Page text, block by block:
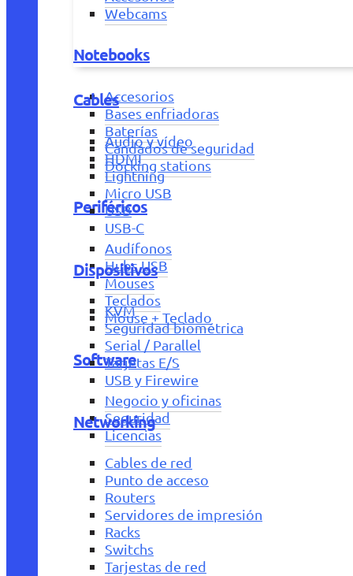
Webcams
Notebooks
Accesorios
Bases enfriadoras
Baterías
Candados de seguridad
Docking stations
Periféricos
Audífonos
Hubs USB
Mouses
Teclados
Mouse + Teclado
Software
Negocio y oficinas
Seguridad
Licencias
Cables
Audio y vídeo
HDMI
Lightning
Micro USB
USB
USB-C
Dispositivos
KVM
Seguridad biométrica
Serial / Parallel
Tarjetas E/S
USB y Firewire
Networking
Cables de red
Punto de acceso
Routers
Servidores de impresión
Racks
Switchs
Tarjestas de red